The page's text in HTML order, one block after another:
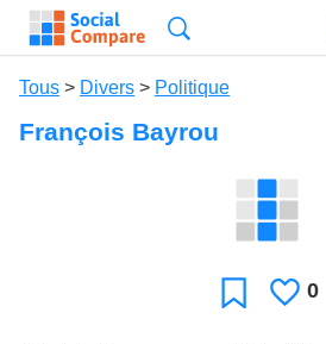
Tous > Divers > Politique
François Bayrou
Favori 0